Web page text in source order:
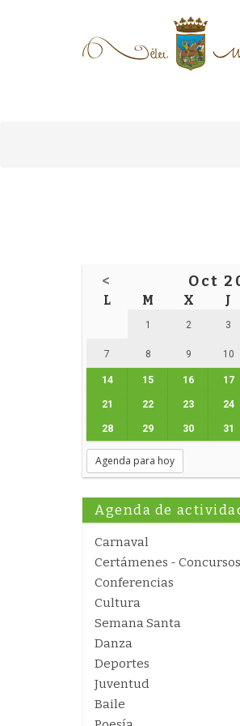
< Oct
L M X J
1 2 3
7 8 9 10
14 15 16 17
21 22 23 24
28 29 30 31
Agenda para hoy
Agenda de
Carnaval
Certámenes - Concursos
Conferencias
Cultura
Semana Santa
Danza
Deportes
Juventud
Baile